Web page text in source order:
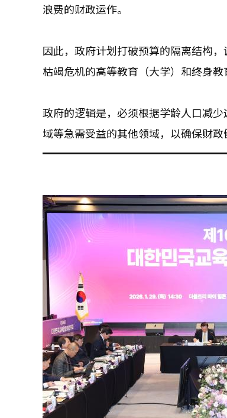
浪费的财政运作。
因此，政府计划打破预算的隔离结构
枯竭危机的高等教育（大学）和终身
政府的逻辑是，必须根据学龄人口减
域等急需受益的其他领域，以确保财政